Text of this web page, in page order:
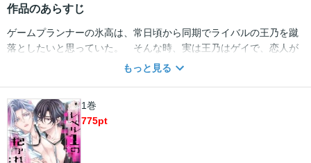
作品のあらすじ
ゲームプランナーの氷高は、常日頃から同期でライバルの王乃を蹴
落としたいと思っていた。 そんな時、実は王乃はゲイで、恋人が
できたら溺愛しすぎて仕事が手につかなくなってしまうタイプだと
乃を騙すことには成功したけれど、経験値0の氷高では王乃に敵わ
ず、出会ったその日に素股でトロトロにされちゃって…？？？
もっと見る
1巻
775pt